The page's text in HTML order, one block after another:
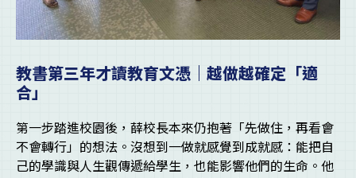
教書第三年才讀教育文憑｜越做越確定「適
合」
第一步踏進校園後，薛校長本來仍抱著「先做住，再看會
不會轉行」的想法。沒想到一做就感覺到成就感：能把自
己的學識與人生觀傳遞給學生，也能影響他們的生命。他